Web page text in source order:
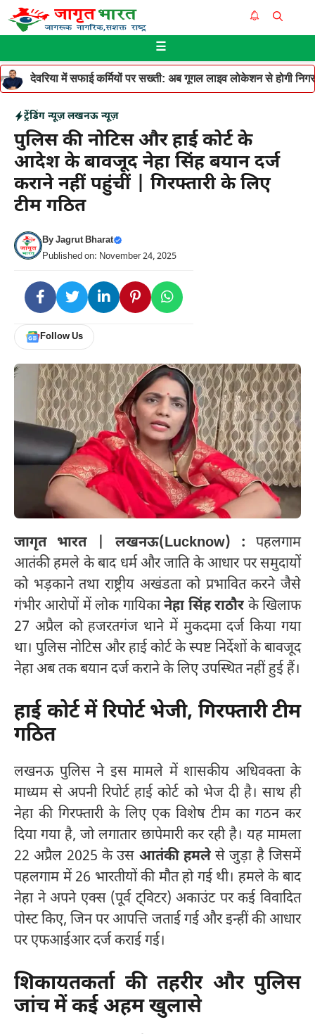
Skip
to
☰
देवरिया में सफाई कर्मियों पर सख्ती: अब गूगल लाइव लोकेशन से होगी
ट्रेंडिंग न्यूज़ लखनऊ न्यूज़
पुलिस की नोटिस और हाई कोर्ट के
आदेश के बावजूद नेहा सिंह बयान दर्ज
कराने नहीं पहुंचीं | गिरफ्तारी के लिए
टीम गठित
ByJagrut Bharat
Published on: November 24, 2025
Follow Us
जागृत भारत | लखनऊ(Lucknow) : पहलगाम
आतंकी हमले के बाद धर्म और जाति के आधार पर समुदायों
को भड़काने तथा राष्ट्रीय अखंडता को प्रभावित करने जैसे
गंभीर आरोपों में लोक गायिकानेहा सिंह राठौर के खिलाफ
27 अप्रैल को हजरतगंज थाने में मुकदमा दर्ज किया गया
था। पुलिस नोटिस और हाई कोर्ट के स्पष्ट निर्देशों के बावजूद
नेहा अब तक बयान दर्ज कराने के लिए उपस्थित नहीं हुई हैं।
हाई कोर्ट में रिपोर्ट भेजी, गिरफ्तारी टीम
गठित
लखनऊ पुलिस ने इस मामले में शासकीय अधिवक्ता के
माध्यम से अपनी रिपोर्ट हाई कोर्ट को भेज दी है। साथ ही
नेहा की गिरफ्तारी के लिए एक विशेष टीम का गठन कर
दिया गया है, जो लगातार छापेमारी कर रही है। यह मामला
22 अप्रैल 2025 के उस आतंकी हमलेसे जुड़ा है जिसमें
पहलगाम में 26 भारतीयों की मौत हो गई थी। हमले के बाद
नेहा ने अपने एक्स (पूर्व ट्विटर) अकाउंट पर कई विवादित
पोस्ट किए, जिन पर आपत्ति जताई गई और इन्हीं की आधार
पर एफआईआर दर्ज कराई गई।
शिकायतकर्ता की तहरीर और पुलिस
जांच में कई अहम खुलासे